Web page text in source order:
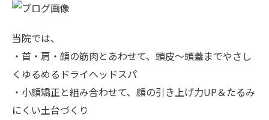
当院では、
・首・肩・顔の筋肉とあわせて、頭皮～頭蓋までやさし
くゆるめるドライヘッドスパ
・小顔矯正と組み合わせて、顔の引き上げ力UP＆たるみ
にくい土台づくり